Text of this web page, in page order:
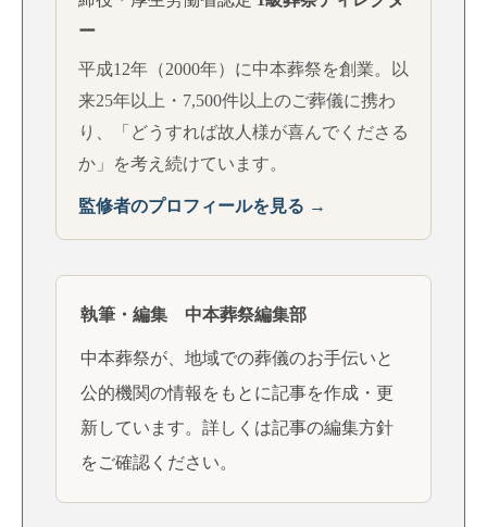
ー
平成12年（2000年）に中本葬祭を創業。以
来25年以上・7,500件以上のご葬儀に携わ
り、「どうすれば故人様が喜んでくださる
か」を考え続けています。
監修者のプロフィールを見る →
執筆・編集 中本葬祭編集部
中本葬祭が、地域での葬儀のお手伝いと
公的機関の情報をもとに記事を作成・更
新しています。詳しくは記事の編集方針
をご確認ください。